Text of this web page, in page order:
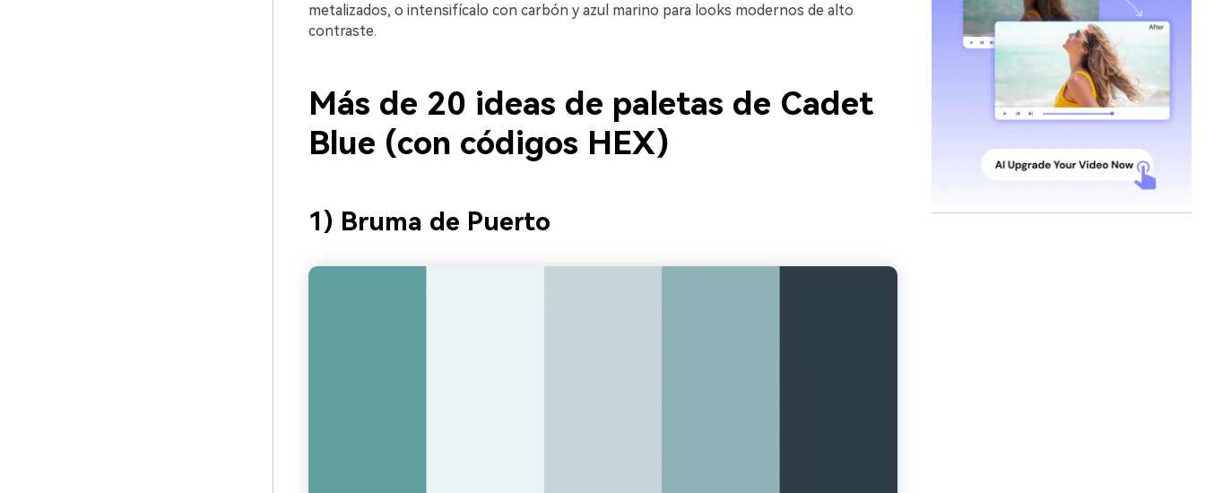
metalizados, o intensifícalo con carbón y azul marino para looks modernos de alto
contraste.
Más de 20 ideas de paletas de Cadet
Blue (con códigos HEX)
1) Bruma de Puerto